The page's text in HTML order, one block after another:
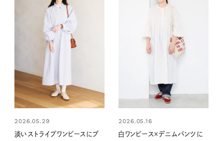
2026.05.29
淡いストライプワンピースにブ
2026.05.16
白ワンピース×デニムパンツに